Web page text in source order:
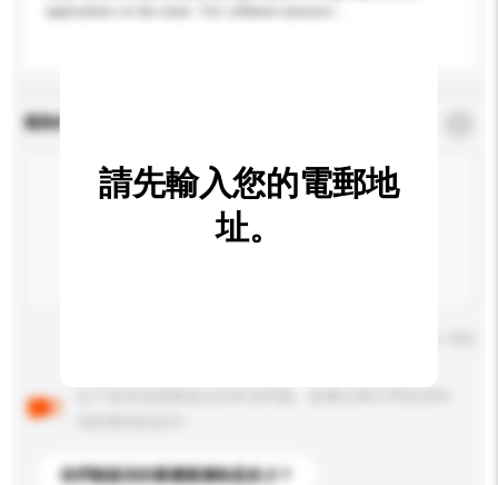
查詢內容
你們能提供的最優惠價格是多少？
請先輸入您的電郵地
址。